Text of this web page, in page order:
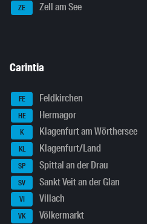
ZE Zell am See
Carintia
FE Feldkirchen
HE Hermagor
K Klagenfurt am Wörthersee
KL Klagenfurt/Land
SP Spittal an der Drau
SV Sankt Veit an der Glan
VI Villach
VK Völkermarkt